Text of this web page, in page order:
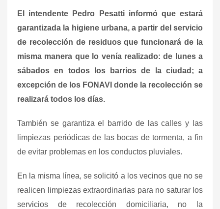
El intendente Pedro Pesatti informó que estará
garantizada la higiene urbana, a partir del servicio
de recolección de residuos que funcionará de la
misma manera que lo venía realizado: de lunes a
sábados en todos los barrios de la ciudad; a
excepción de los FONAVI donde la recolección se
realizará todos los días.
También se garantiza el barrido de las calles y las
limpiezas periódicas de las bocas de tormenta, a fin
de evitar problemas en los conductos pluviales.
En la misma línea, se solicitó a los vecinos que no se
realicen limpiezas extraordinarias para no saturar los
servicios de recolección domiciliaria, no la